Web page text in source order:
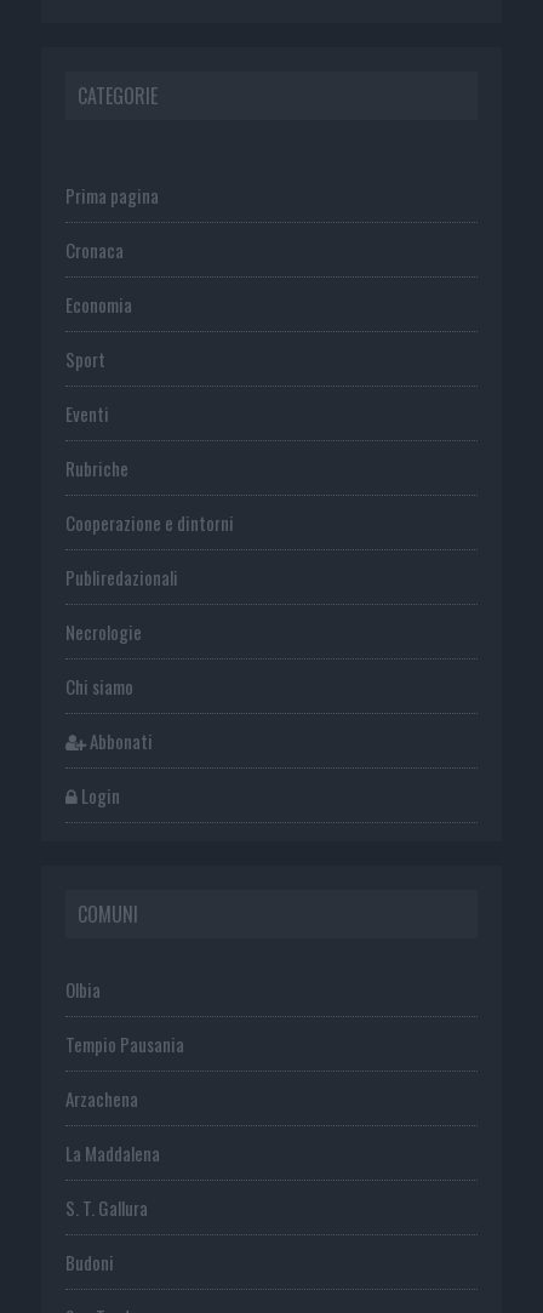
CATEGORIE
Prima pagina
Cronaca
Economia
Sport
Eventi
Rubriche
Cooperazione e dintorni
Publiredazionali
Necrologie
Chi siamo
Abbonati
Login
COMUNI
Olbia
Tempio Pausania
Arzachena
La Maddalena
S. T. Gallura
Budoni